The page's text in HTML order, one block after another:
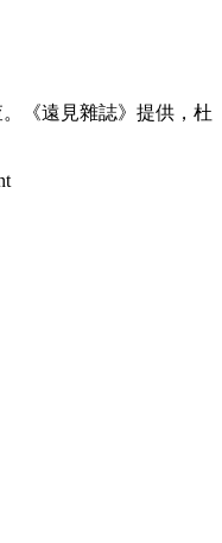
《遠見雜誌》提供，杜